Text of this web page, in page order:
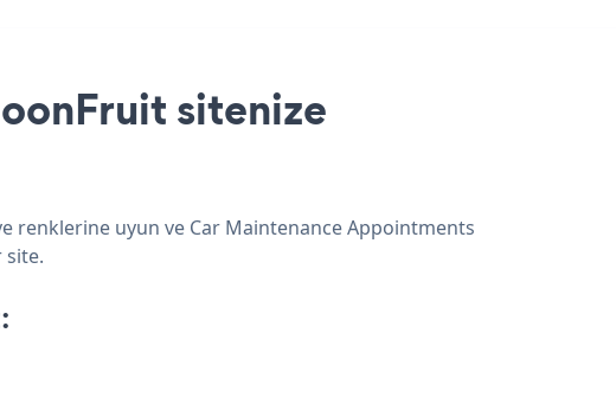
sitenize
renklerine uyun ve Car Maintenance Appointments
site.